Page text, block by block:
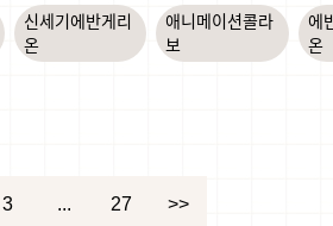
신세기에반게리
온
애니메이션콜라
보
에
온
3 ... 27 >>